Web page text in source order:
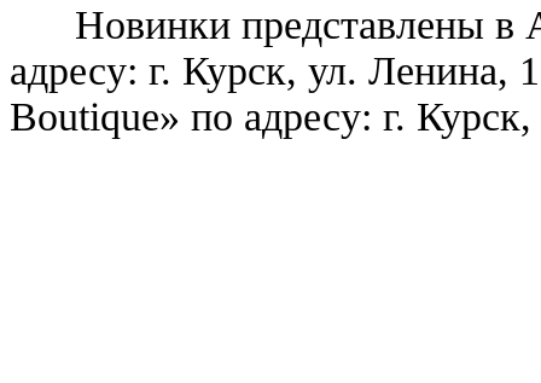
Новинки представлены в
адресу: г. Курск, ул. Ленина,
Boutique» по адресу: г.